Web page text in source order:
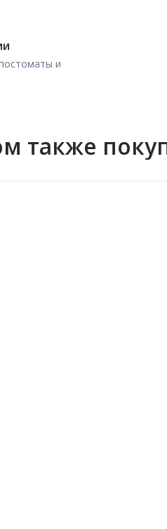
и
также